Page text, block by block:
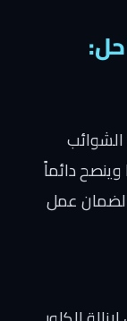
وينصح دائماً
من 3 ل 6 شهور لضمان عمل